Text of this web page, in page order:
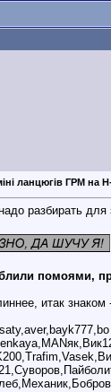
ланцюгів ГРМ на
разбирать для
помоями,
итак знаком